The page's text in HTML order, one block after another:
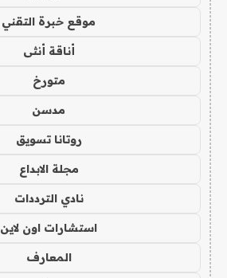
موقع خبرة التقني
أناقة أنثى
متورخ
مدسن
روتانا تسويق
مجلة الابداع
نادي الترددات
استشارات اون لاين
المعارف